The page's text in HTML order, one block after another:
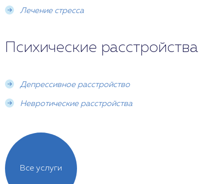
будет нормализовать психическое здоровье.
Лечение стресса
Психические расстройства
Депрессивное расстройство
Невротические расстройства
Все услуги